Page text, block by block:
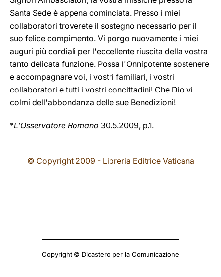
Santa Sede è appena cominciata. Presso i miei
collaboratori troverete il sostegno necessario per il
suo felice compimento. Vi porgo nuovamente i miei
auguri più cordiali per l'eccellente riuscita della vostra
tanto delicata funzione. Possa l'Onnipotente sostenere
e accompagnare voi, i vostri familiari, i vostri
collaboratori e tutti i vostri concittadini! Che Dio vi
colmi dell'abbondanza delle sue Benedizioni!
*L'Osservatore Romano 30.5.2009, p.1.
© Copyright 2009 - Libreria Editrice Vaticana
Copyright © Dicastero per la Comunicazione